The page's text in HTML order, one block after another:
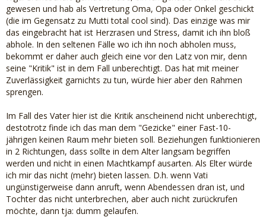
gewesen und hab als Vertretung Oma, Opa oder Onkel geschickt
(die im Gegensatz zu Mutti total cool sind). Das einzige was mir
das eingebracht hat ist Herzrasen und Stress, damit ich ihn bloß
abhole. In den seltenen Fälle wo ich ihn noch abholen muss,
bekommt er daher auch gleich eine vor den Latz von mir, denn
seine "Kritik" ist in dem Fall unberechtigt. Das hat mit meiner
Zuverlässigkeit garnichts zu tun, würde hier aber den Rahmen
sprengen.
Im Fall des Vater hier ist die Kritik anscheinend nicht unberechtigt,
destotrotz finde ich das man dem "Gezicke" einer Fast-10-
jährigen keinen Raum mehr bieten soll. Beziehungen funktionieren
in 2 Richtungen, dass sollte in dem Alter langsam begriffen
werden und nicht in einen Machtkampf ausarten. Als Elter würde
ich mir das nicht (mehr) bieten lassen. D.h. wenn Vati
ungünstigerweise dann anruft, wenn Abendessen dran ist, und
Tochter das nicht unterbrechen, aber auch nicht zurückrufen
möchte, dann tja: dumm gelaufen.